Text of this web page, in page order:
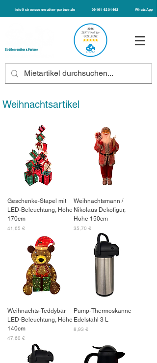
info@stroessenreuther-partner.de 09161 6204462 WhatsApp
Weihnachtsartikel
Geschenke-Stapel mit
LED-Beleuchtung, Höhe
170cm
Preis
41,65 €
Weihnachtsmann /
Nikolaus Dekofigur,
Höhe 150cm
Preis
35,70 €
Weihnachts-Teddybär
LED-Beleuchtung, Höhe
140cm
Preis
47,60 €
Pump-Thermoskanne
Edelstahl 3 L
Preis
8,93 €